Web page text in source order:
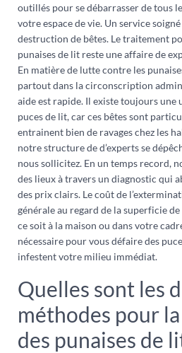
outillés pour se débarrasser de tous
votre espace de vie. Un service
destruction de bêtes. Le traitement
punaises de lit reste une affaire de
En matière de lutte contre les
partout dans la circonscription
aide est rapide. Il existe toujours une
puces de lit, car ces bêtes sont
entrainent bien de ravages chez les
notre structure de d’experts se
nous sollicitez. En un temps record,
des lieux à travers un diagnostic qui
des prix clairs. Le coût de
générale au regard de la superficie
ce soit à la maison ou dans votre
nécessaire pour vous défaire des
infestent votre milieu immédiat.
Quelles sont les
méthodes pour
des punaises de